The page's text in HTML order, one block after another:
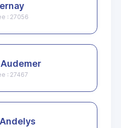
: 27056
: 27467